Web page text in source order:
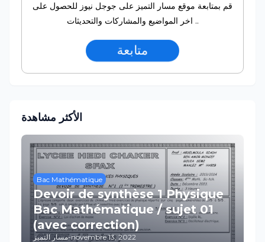
قم بمتابعة موقع مسار التميز على جوجل نيوز للحصول على
اخر المواضيع والمشاركات والتحديثات ..
متابعة
الأكثر مشاهدة
Bac Mathématique
Devoir de synthèse 1 Physique
Bac Mathématique / sujet 01
(avec correction)
مسار التميز-novembre 13, 2022